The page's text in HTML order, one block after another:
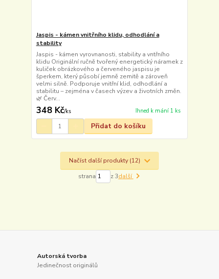
Jaspis - kámen vnitřního klidu, odhodlání a
stability
Jaspis - kámen vyrovnanosti, stability a vntřního
klidu Originální ručně tvořený energetický náramek z
kuliček obrázkového a červeného jaspisu je
šperkem, který působí jemně zemitě a zároveň
velmi silně. Podporuje vnitřní klid, odhodlání a
stabilitu – zejména v časech výzev a životních změn.
🌿 Červ...
348 Kč/ks Ihned k mání 1 ks
Přidat do košíku
Načíst další produkty (12)
strana z 3další
Autorská tvorba
Jedinečnost originálů